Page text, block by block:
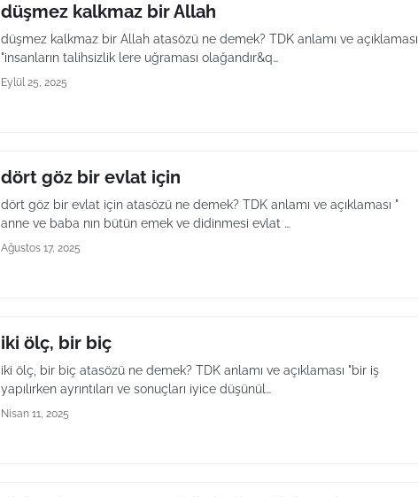
düşmez kalkmaz bir Allah
düşmez kalkmaz bir Allah atasözü ne demek? TDK anlamı ve açıklaması
"insanların talihsizlik lere uğraması olağandır&q…
Eylül 25, 2025
dört göz bir evlat için
dört göz bir evlat için atasözü ne demek? TDK anlamı ve açıklaması "
anne ve baba nın bütün emek ve didinmesi evlat …
Ağustos 17, 2025
iki ölç, bir biç
iki ölç, bir biç atasözü ne demek? TDK anlamı ve açıklaması "bir iş
yapılırken ayrıntıları ve sonuçları iyice düşünül…
Nisan 11, 2025